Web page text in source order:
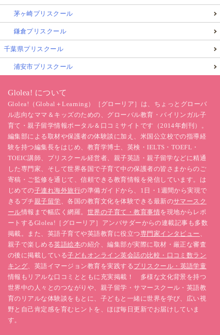
茅ヶ崎プリスクール
鎌倉プリスクール
千葉県プリスクール
浦安市プリスクール
Glolea! について
Glolea!（Global＋Learning）［グローリア］は、ちょっとグローバ
ル志向なママ＆キッズのための、グローバル教育・バイリンガル子
育て・親子留学情報ポータル＆口コミサイトです（2014年創刊）。
編集部による取材や保護者の体験談に加え、米国公立校での指導経
験を持つ編集長をはじめ、教育学博士、英検・IELTS・TOEFL・
TOEIC講師、プリスクール経営者、親子英語・親子留学などに精通
した専門家、そして世界各国で子育て中の保護者の皆さまからのご
寄稿・ご監修を通じて、信頼できる教育情報を発信しています。は
じめての子連れ海外旅行の準備ガイドから、1日・1週間から実現で
きるプチ親子留学、各国の教育文化を体験できる最新のサマースク
ール情報まで幅広く網羅。 世界の子育て・教育事情を現地からレポ
ートするGlolea!［グローリア］アンバサダーからの連載記事も多数
掲載。また、英語子育てや英語教育に役立つ専門家インタビュー 、
親子で楽しめる英語絵本の紹介、編集部が実際に取材・厳正な審査
の後に掲載している子どもオンライン英会話の比較・口コミ数ラン
キング、英語イマージョン教育を実践するプリスクール・英語学童
情報もリアルな口コミとともに充実掲載！ 多様な文化背景を持つ
世界中の人々とのつながりや、親子留学・サマースクール・英語教
育のリアルな体験談をもとに、子どもと一緒に世界を学び、広い視
野と自己肯定感を育むヒントを、ほぼ毎日更新でお届けしていま
す。